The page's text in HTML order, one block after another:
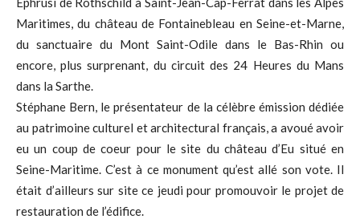
Maritimes, du château de Fontainebleau en Seine-et-Marne,
du sanctuaire du Mont Saint-Odile dans le Bas-Rhin ou
encore, plus surprenant, du circuit des 24 Heures du Mans
dans la Sarthe.
Stéphane Bern, le présentateur de la célèbre émission dédiée
au patrimoine culturel et architectural français, a avoué avoir
eu un coup de coeur pour le site du château d’Eu situé en
Seine-Maritime. C’est à ce monument qu’est allé son vote. Il
était d’ailleurs sur site ce jeudi pour promouvoir le projet de
restauration de l’édifice.